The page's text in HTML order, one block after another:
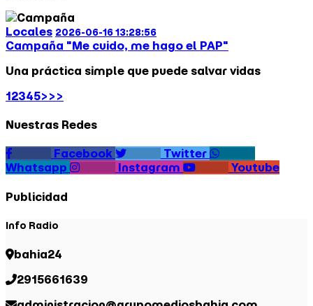
Locales 2026-06-16 13:28:56
Campaña "Me cuido, me hago el PAP"
Una práctica simple que puede salvar vidas
12345> >>
Nuestras Redes
Facebook
Twitter
Whatsapp
Instagram Youtube
Publicidad
Info Radio
bahia24
2915661639